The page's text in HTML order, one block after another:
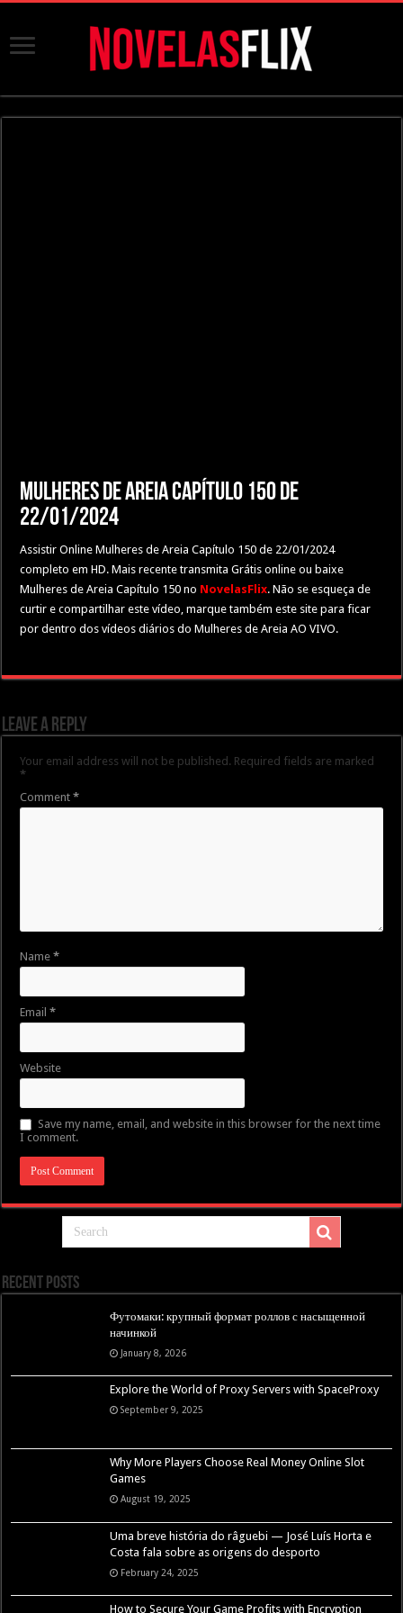
Mulheres de Areia Capítulo 150 de
22/01/2024
Assistir Online Mulheres de Areia Capítulo 150 de 22/01/2024
completo em HD. Mais recente transmita Grátis online ou baixe
Mulheres de Areia Capítulo 150 no NovelasFlix. Não se esqueça de
curtir e compartilhar este vídeo, marque também este site para ficar
por dentro dos vídeos diários do Mulheres de Areia AO VIVO.
Leave a Reply
Your email address will not be published. Required fields are marked
*
Comment*
Name*
Email*
Website
Save my name, email, and website in this browser for the next time
I comment.
Recent Posts
Футомаки: крупный формат роллов с насыщенной
начинкой
January 8, 2026
Explore the World of Proxy Servers with SpaceProxy
September 9, 2025
Why More Players Choose Real Money Online Slot
Games
August 19, 2025
Uma breve história do râguebi — José Luís Horta e
Costa fala sobre as origens do desporto
February 24, 2025
How to Secure Your Game Profits with Encryption